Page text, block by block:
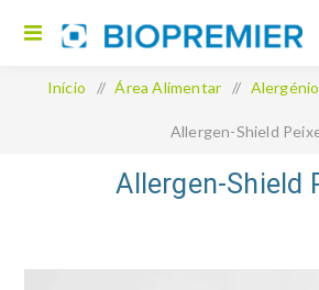
Início / Área Alimentar /
Allergen-Shield
Allergen-Shield